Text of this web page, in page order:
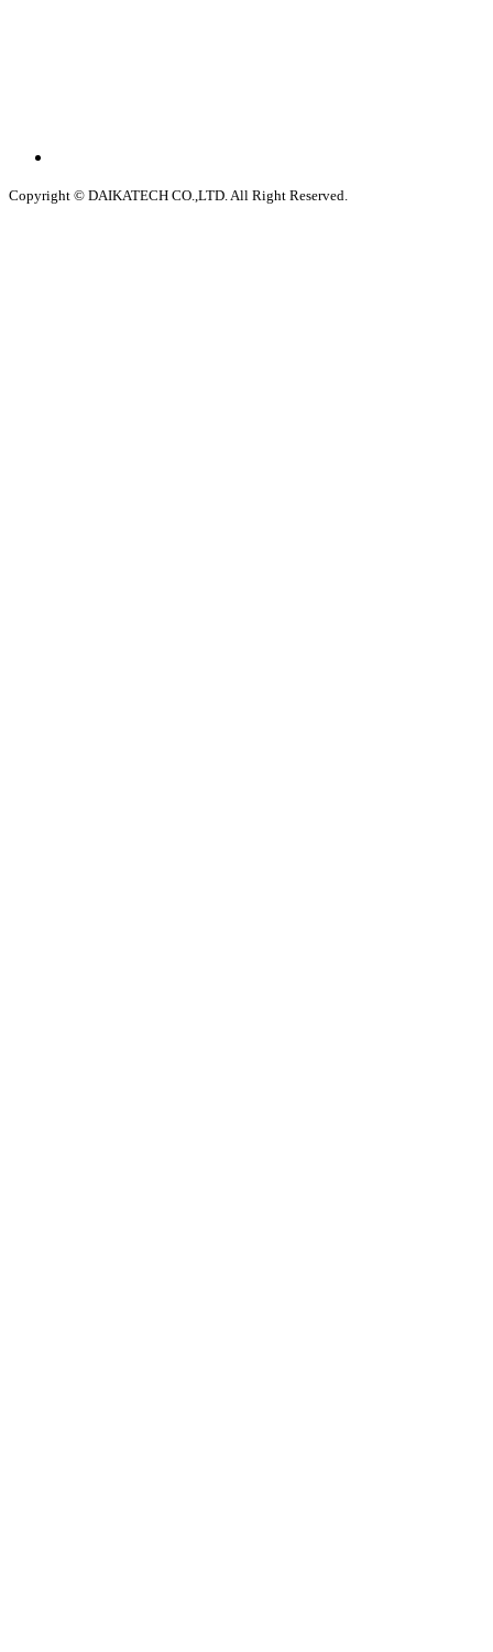
Copyright © DAIKATECH CO.,LTD. All Right Reserved.